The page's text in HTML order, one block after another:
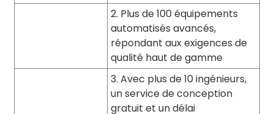
2. Plus de 100 équipements
automatisés avancés,
répondant aux exigences de
qualité haut de gamme
3. Avec plus de 10 ingénieurs,
un service de conception
gratuit et un délai